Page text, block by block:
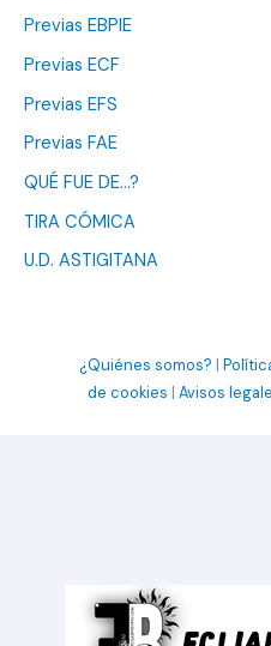
Previas EBPIE
Previas ECF
Previas EFS
Previas FAE
QUÉ FUE DE…?
TIRA CÓMICA
U.D. ASTIGITANA
¿Quiénes somos? |
de cookies | Avisos